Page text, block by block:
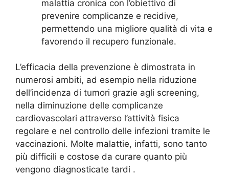
malattia cronica con l’obiettivo di
prevenire complicanze e recidive,
permettendo una migliore qualità di vita e
favorendo il recupero funzionale.
L’efficacia della prevenzione è dimostrata in
numerosi ambiti, ad esempio nella riduzione
dell’incidenza di tumori grazie agli screening,
nella diminuzione delle complicanze
cardiovascolari attraverso l’attività fisica
regolare e nel controllo delle infezioni tramite le
vaccinazioni. Molte malattie, infatti, sono tanto
più difficili e costose da curare quanto più
vengono diagnosticate tardi .